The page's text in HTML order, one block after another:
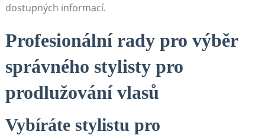
dostupných informací.
Profesionální rady pro výběr
správného stylisty pro
prodlužování vlasů
Vybíráte stylistu pro